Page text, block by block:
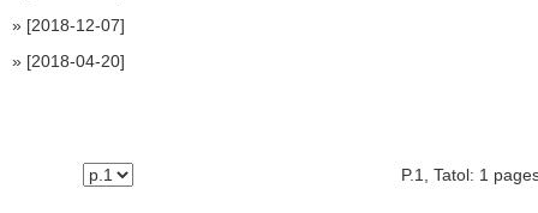
» [2018-12-07]
» [2018-04-20]
P.1, Tatol: 1